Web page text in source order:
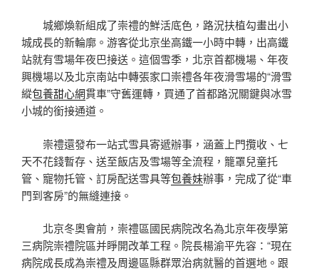
城鄉煥新組成了崇禮的鮮活底色，路況扶植勾畫出小
城成長的新輪廓。游客從北京坐高鐵一小時中轉，出高鐵
站就有雪場年夜巴接送。這個雪季，北京首都機場、年夜
興機場以及北京南站中轉張家口崇禮各年夜滑雪場的“滑雪
縱包養甜心網貫車”守舊運轉，買通了首都路況關鍵與冰雪
小城的銜接通道。
崇禮還發布一站式雪具寄遞辦事，涵蓋上門攬收、七
天不花錢暫存、送至飯店及雪場等全流程，籠罩兒童托
管、寵物托管、訂房配送雪具等包養妹辦事，完成了從“車
門到客房”的無縫連接。
北京冬奧會前，崇禮區國民病院改名為北京年夜學第
三病院崇禮院區并睜開改革工程。院長楊渝平先容：“現在
病院成長成為崇禮及周邊區縣群眾治病就醫的首選地。跟